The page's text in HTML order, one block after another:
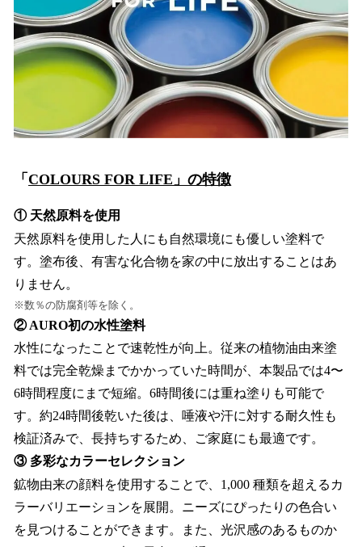
「 COLOURS FOR LIFE」の特徴
① 天然原料を使用
天然原料を使用した人にも自然環境にも優しい塗料で
す。塗布後、有害な化合物を家の中に放出することはあ
りません。
※数％の防腐剤等を除く。
② AURO初の水性塗料
水性になったことで速乾性が向上。従来の植物油由来塗
料では完全乾燥までかかっていた時間が、本製品では4〜
6時間程度にまで短縮。6時間後には重ね塗りも可能で
す。約24時間後乾いた後は、唾液や汗に対する耐久性も
検証済みで、長持ちするため、ご家庭にも最適です。
③ 多彩なカラーセレクション
鉱物由来の顔料を使用することで、1,000 種類を超えるカ
ラーバリエーションを展開。ニーズにぴったりの色合い
を見つけることができます。また、光沢感のあるものか